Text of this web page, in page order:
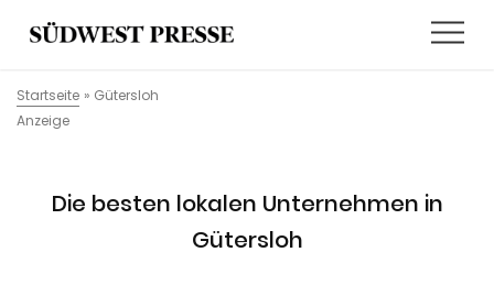
Startseite » Gütersloh
Anzeige
Die besten lokalen Unternehmen in
Gütersloh